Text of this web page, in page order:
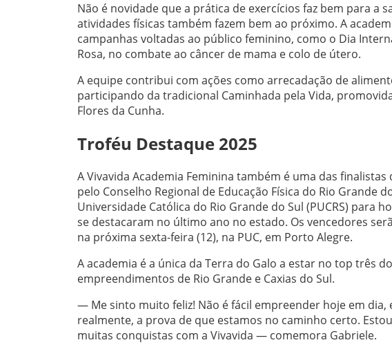
Não é novidade que a prática de exercícios faz bem para a
atividades físicas também fazem bem ao próximo. A
campanhas voltadas ao público feminino, como o Dia
Rosa, no combate ao câncer de mama e colo de útero.
A equipe contribui com ações como arrecadação de
participando da tradicional Caminhada pela Vida,
Flores da Cunha.
Troféu Destaque 2025
A Vivavida Academia Feminina também é uma das
pelo Conselho Regional de Educação Física do Rio Grande
Universidade Católica do Rio Grande do Sul (PUCRS) para
se destacaram no último ano no estado. Os vencedores
na próxima sexta-feira (12), na PUC, em Porto Alegre.
A academia é a única da Terra do Galo a estar no top três
empreendimentos de Rio Grande e Caxias do Sul.
— Me sinto muito feliz! Não é fácil empreender hoje em
realmente, a prova de que estamos no caminho certo.
muitas conquistas com a Vivavida — comemora Gabriele.